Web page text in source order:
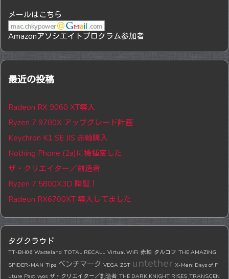
メールはこちら
Amazonアソシエイトプログラム参加者
最近の投稿
Radeon RX 9060 XT導入
Ryzen 7 9700X アップグレード計画
Keychron K1 SE JIS 赤軸購入
Nothing Phone (2a)に機種変した
ザ・クリエイター／創造者
Ryzen 7 5800X3D 降誕！
Radeon RX6700XT 導入してました
タグクラウド
TT-BH06 Wasteland TOTAL RECALL Virtual WiFi 赤軸 タルコフ THE AMAZING
SPIDER-MAN Tips ベンチマーク VEGA ZST untether X-Men: Days of F
uture Past vyos ザ・クリエイター／創造者 THE DARK KNIGHT RISES TRANSCEN